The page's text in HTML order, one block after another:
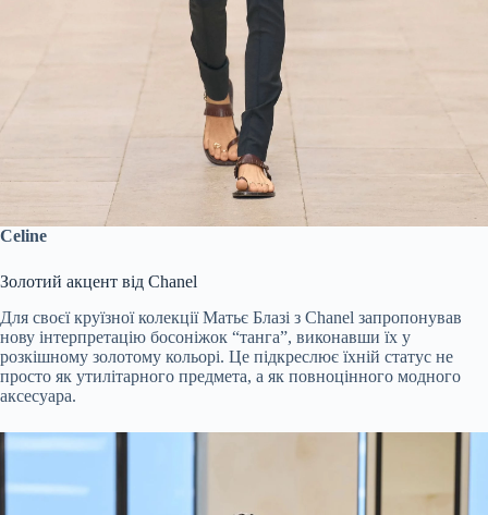
Celine
Золотий акцент від Chanel
Для своєї круїзної колекції Матьє Блазі з Chanel запропонував
нову інтерпретацію босоніжок “танга”, виконавши їх у
розкішному золотому кольорі. Це підкреслює їхній статус не
просто як утилітарного предмета, а як повноцінного модного
аксесуара.